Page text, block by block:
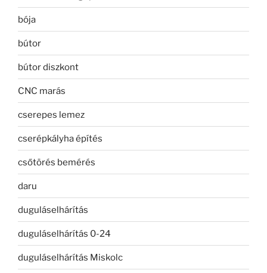
bója
bútor
bútor diszkont
CNC marás
cserepes lemez
cserépkályha építés
csőtörés bemérés
daru
duguláselhárítás
duguláselhárítás 0-24
duguláselhárítás Miskolc